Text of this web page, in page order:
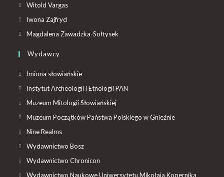
Witold Vargas
Iwona Zajfryd
Magdalena Zawadzka-Sołtysek
Wydawcy
Imiona słowiańskie
Instytut Archeologii i Etnologii PAN
Muzeum Mitologii Słowiańskiej
Muzeum Początków Państwa Polskiego w Gnieźnie
Nine Realms
Wydawnictwo Bosz
Wydawnictwo Chronicon
Wydawnictwo Naukowe Uniwersytetu Mikołaja Kopernika